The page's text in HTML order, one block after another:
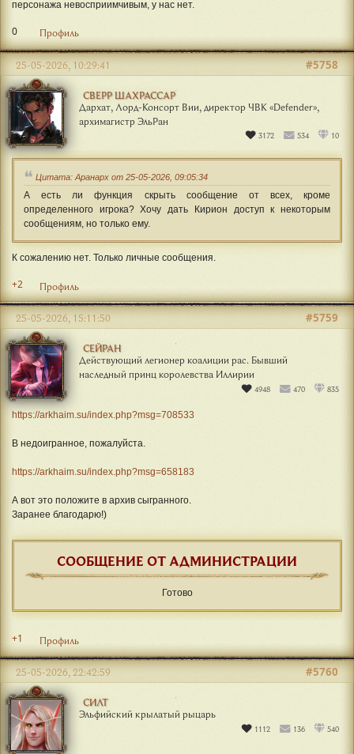
персонажа невосприимчивым, у нас нет.
0 Профиль
СВЕРР ШАХРАССАР
Дархат, Лорд-Консорт Вии, директор ЧВК «Defender»,
архимагистр ЭльРан
3172 534 10
#5758
25-05-2026, 10:29:41
Цитата: Аранарх от 25-05-2026, 09:05:34
А есть ли функция скрыть сообщение от всех, кроме
определенного игрока? Хочу дать Кирион доступ к некоторым
сообщениям, но только ему.
К сожалению нет. Только личные сообщения.
+2 Профиль
СЕЙРАН
Действующий легионер коалиции рас. Бывший
наследный принц королевства Иллирии
4948 470 835
#5759
25-05-2026, 15:11:50
https://arkhaim.su/index.php?msg=708533
В недоигранное, пожалуйста.
https://arkhaim.su/index.php?msg=658183
А вот это положите в архив сыгранного.
Заранее благодарю!)
СООБЩЕНИЕ ОТ АДМИНИСТРАЦИИ
Готово
+1 Профиль
СИЛТ
Эльфийский крылатый рыцарь
1112 136 540
#5760
25-05-2026, 22:42:59